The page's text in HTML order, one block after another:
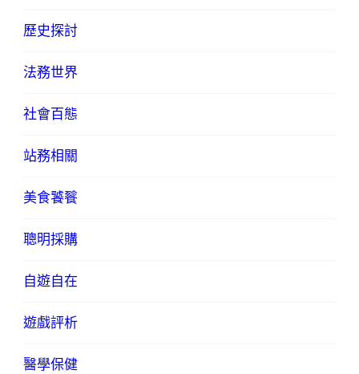
歷史探討
法務世界
社會百態
站務相關
美食饕餮
聰明採購
自遊自在
遊戲評析
醫學保健